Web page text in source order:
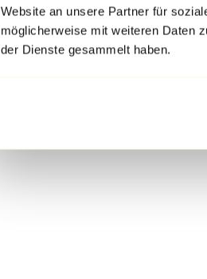
Website an unsere Partner für
möglicherweise mit weiteren Daten
der Dienste gesammelt haben.